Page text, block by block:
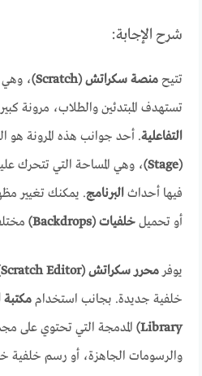
شرح الإجابة:
تتيحمنصة سكراتش (Scratch) ،
تستهدف المبتدئين والطلاب، مرونة
التفاعلية. أحد جوانب هذه المرونة
(Stage)
، وهي المساحة التي تتحرك
فيها أحداثالبرنامج. يمكنك تغيير
أو تحميلخلفيات (Backdrops)
يوفرمحرر سكراتش (Scratch Editor)
خلفية جديدة. بجانب استخدام
Library) المدمجة التي تحتوي على
والرسومات الجاهزة، أو رسم